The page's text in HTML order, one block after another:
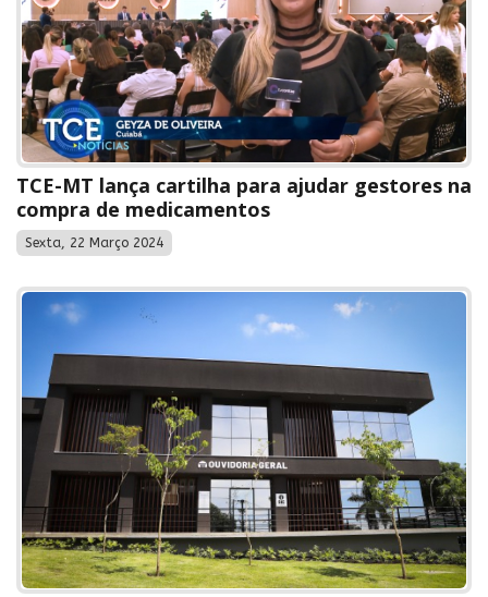
TCE-MT lança cartilha para ajudar gestores na
compra de medicamentos
Sexta, 22 Março 2024